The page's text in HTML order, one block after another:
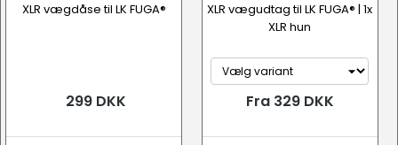
XLR vægdåse til LK FUGA®
299 DKK
XLR vægudtag til LK FUGA® | 1x
XLR hun
Fra 329 DKK